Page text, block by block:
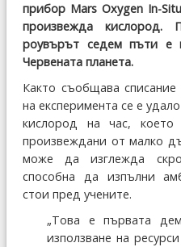
прибор Mars Oxygen In-
произвежда кислород.
роувърът седем пъти е
Червената планета.
Както съобщава списание
на експеримента се е
кислород на час, което
произвеждани от малко
може да изглежда
способна да изпълни
стои пред учените.
„Това е първата
използване на